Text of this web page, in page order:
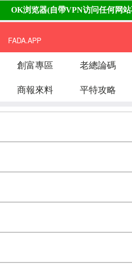
FADA.APP
創富專區 老總論碼
商報來料 平特攻略